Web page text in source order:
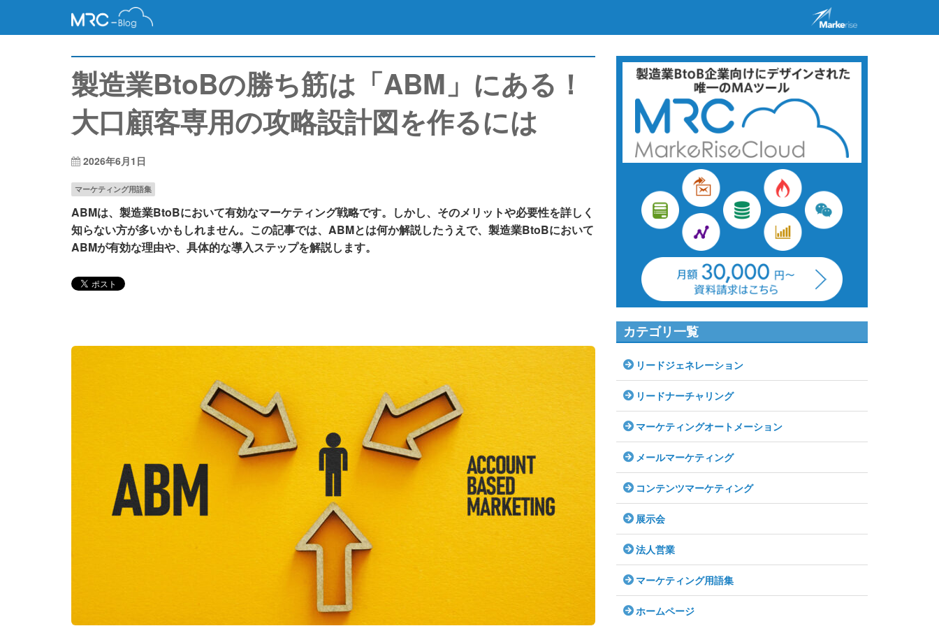
製造業BtoBの勝ち筋は「ABM」にある！
大口顧客専用の攻略設計図を作るには
2026年6月1日
マーケティング用語集
ABMは、製造業BtoBにおいて有効なマーケティング戦略です。しかし、そのメリットや必要性を詳しく
知らない方が多いかもしれません。この記事では、ABMとは何か解説したうえで、製造業BtoBにおいて
ABMが有効な理由や、具体的な導入ステップを解説します。
カテゴリ一覧
リードジェネレーション
リードナーチャリング
マーケティングオートメーション
メールマーケティング
コンテンツマーケティング
展示会
法人営業
マーケティング用語集
ホームページ